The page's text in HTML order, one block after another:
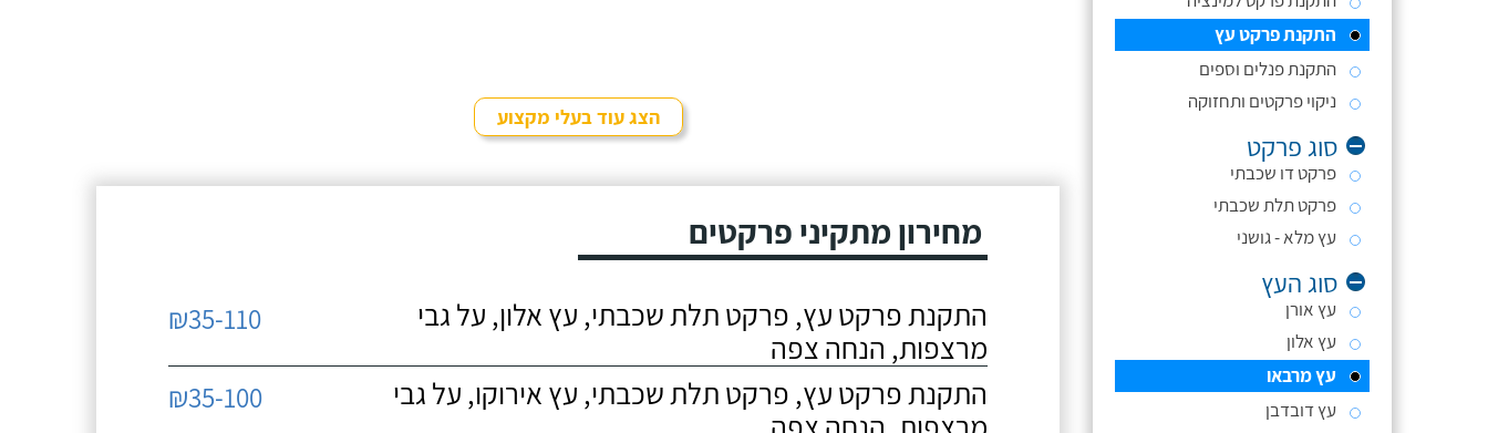
התקנת פרקט עץ
התקנת פנלים וספים
ניקוי פרקטים ותחזוקה
סוג פרקט
פרקט דו שכבתי
פרקט תלת שכבתי
עץ מלא - גושני
סוג העץ
עץ אורן
עץ אלון
עץ מרבאו
עץ דובדבן
הצג עוד בעלי מקצוע
מחירון מתקיני פרקטים
התקנת פרקט עץ, פרקט תלת שכבתי, עץ אלון, על גבי
מרצפות, הנחה צפה
₪35-110
התקנת פרקט עץ, פרקט תלת שכבתי, עץ אירוקו, על גבי
₪35-100